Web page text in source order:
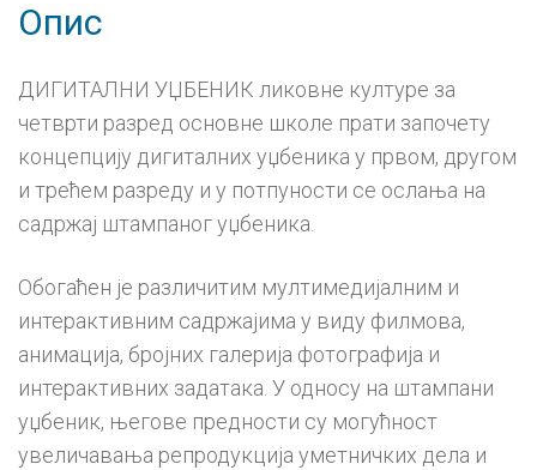
Опис
ДИГИТАЛНИ УЏБЕНИК ликовне културе за
четврти разред основне школе прати започету
концепцију дигиталних уџбеника у првом, другом
и трећем разреду и у потпуности се ослања на
садржај штампаног уџбеника.
Обогаћен је различитим мултимедијалним и
интерактивним садржајима у виду филмова,
анимација, бројних галерија фотографија и
интерактивних задатака. У односу на штампани
уџбеник, његове предности су могућност
увеличавања репродукција уметничких дела и